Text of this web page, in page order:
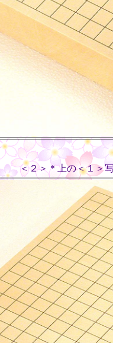
＜２＞＊上の＜１＞